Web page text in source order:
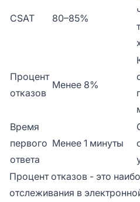
CSAT 80–85%
Процент
отказов
Менее 8%
Время
первого
ответа
Менее 1 минуты
Процент отказов - это
отслеживания в